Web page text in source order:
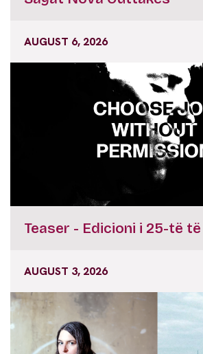
AUGUST 6, 2026
Teaser - Edicioni i 25-të
AUGUST 3, 2026